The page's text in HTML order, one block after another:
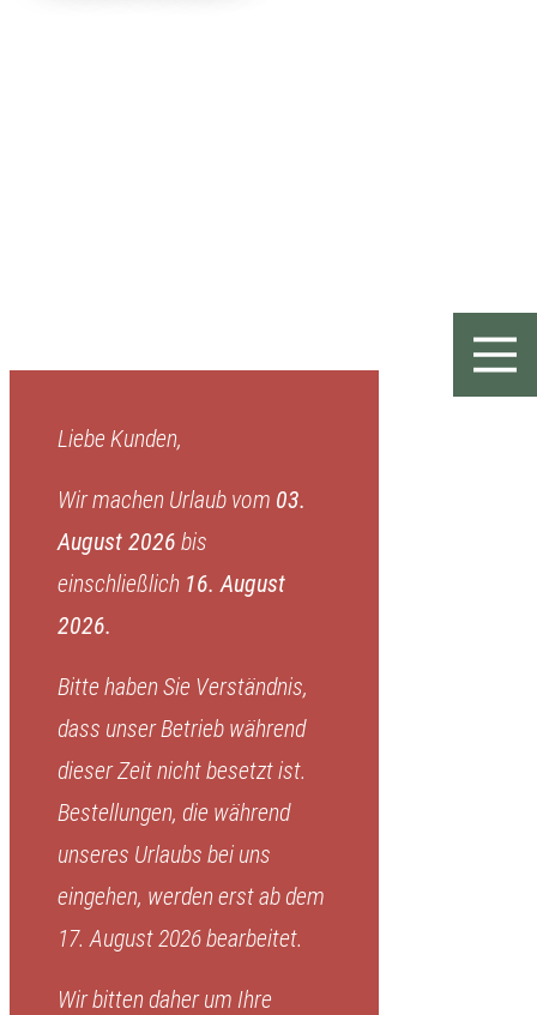
Liebe Kunden,
Wir machen Urlaub vom 03.
August 2026 bis
einschließlich 16. August
2026.
Bitte haben Sie Verständnis,
dass unser Betrieb während
dieser Zeit nicht besetzt ist.
Bestellungen, die während
unseres Urlaubs bei uns
eingehen, werden erst ab dem
17. August 2026 bearbeitet.
Wir bitten daher um Ihre